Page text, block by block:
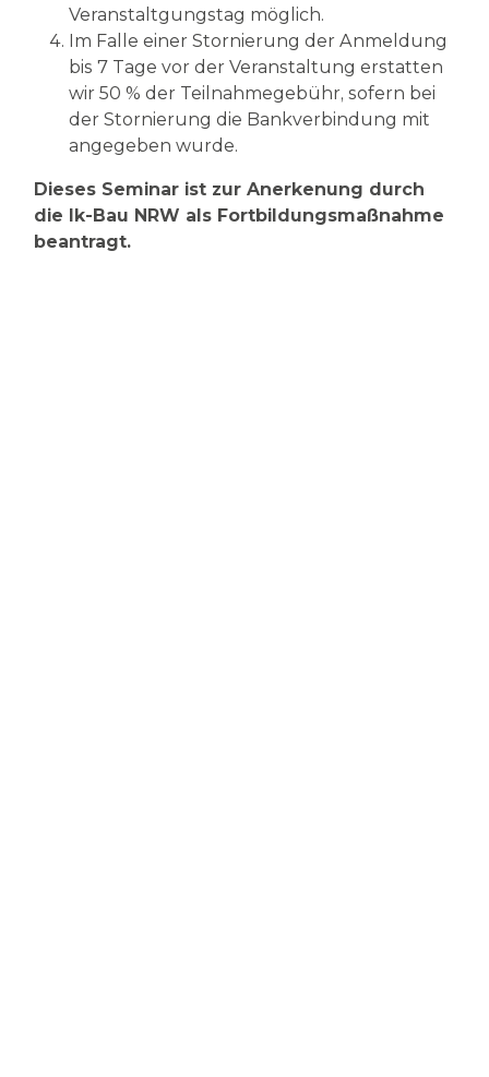
Veranstaltgungstag möglich.
Im Falle einer Stornierung der Anmeldung
bis 7 Tage vor der Veranstaltung erstatten
wir 50 % der Teilnahmegebühr, sofern bei
der Stornierung die Bankverbindung mit
angegeben wurde.
Dieses Seminar ist zur Anerkenung durch
die Ik-Bau NRW als Fortbildungsmaßnahme
beantragt.